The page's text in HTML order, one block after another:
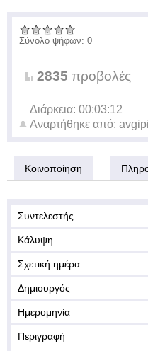
Σύνολο ψήφων: 0
2835 προβολές
Διάρκεια: 00:03:12
Αναρτήθηκε από:
Κοινοποίηση
Συντελεστής
Κάλυψη
Σχετική ημέρα
Δημιουργός
Ημερομηνία
Περιγραφή